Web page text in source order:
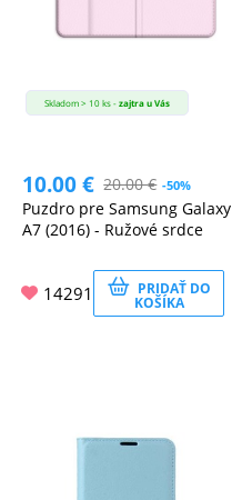
Skladom > 10 ks -zajtra u Vás
10.00€ 20.00€ -50%
Puzdro pre Samsung Galaxy
A7 (2016) - Ružové srdce
14291 PRIDAŤ DO
KOŠÍKA